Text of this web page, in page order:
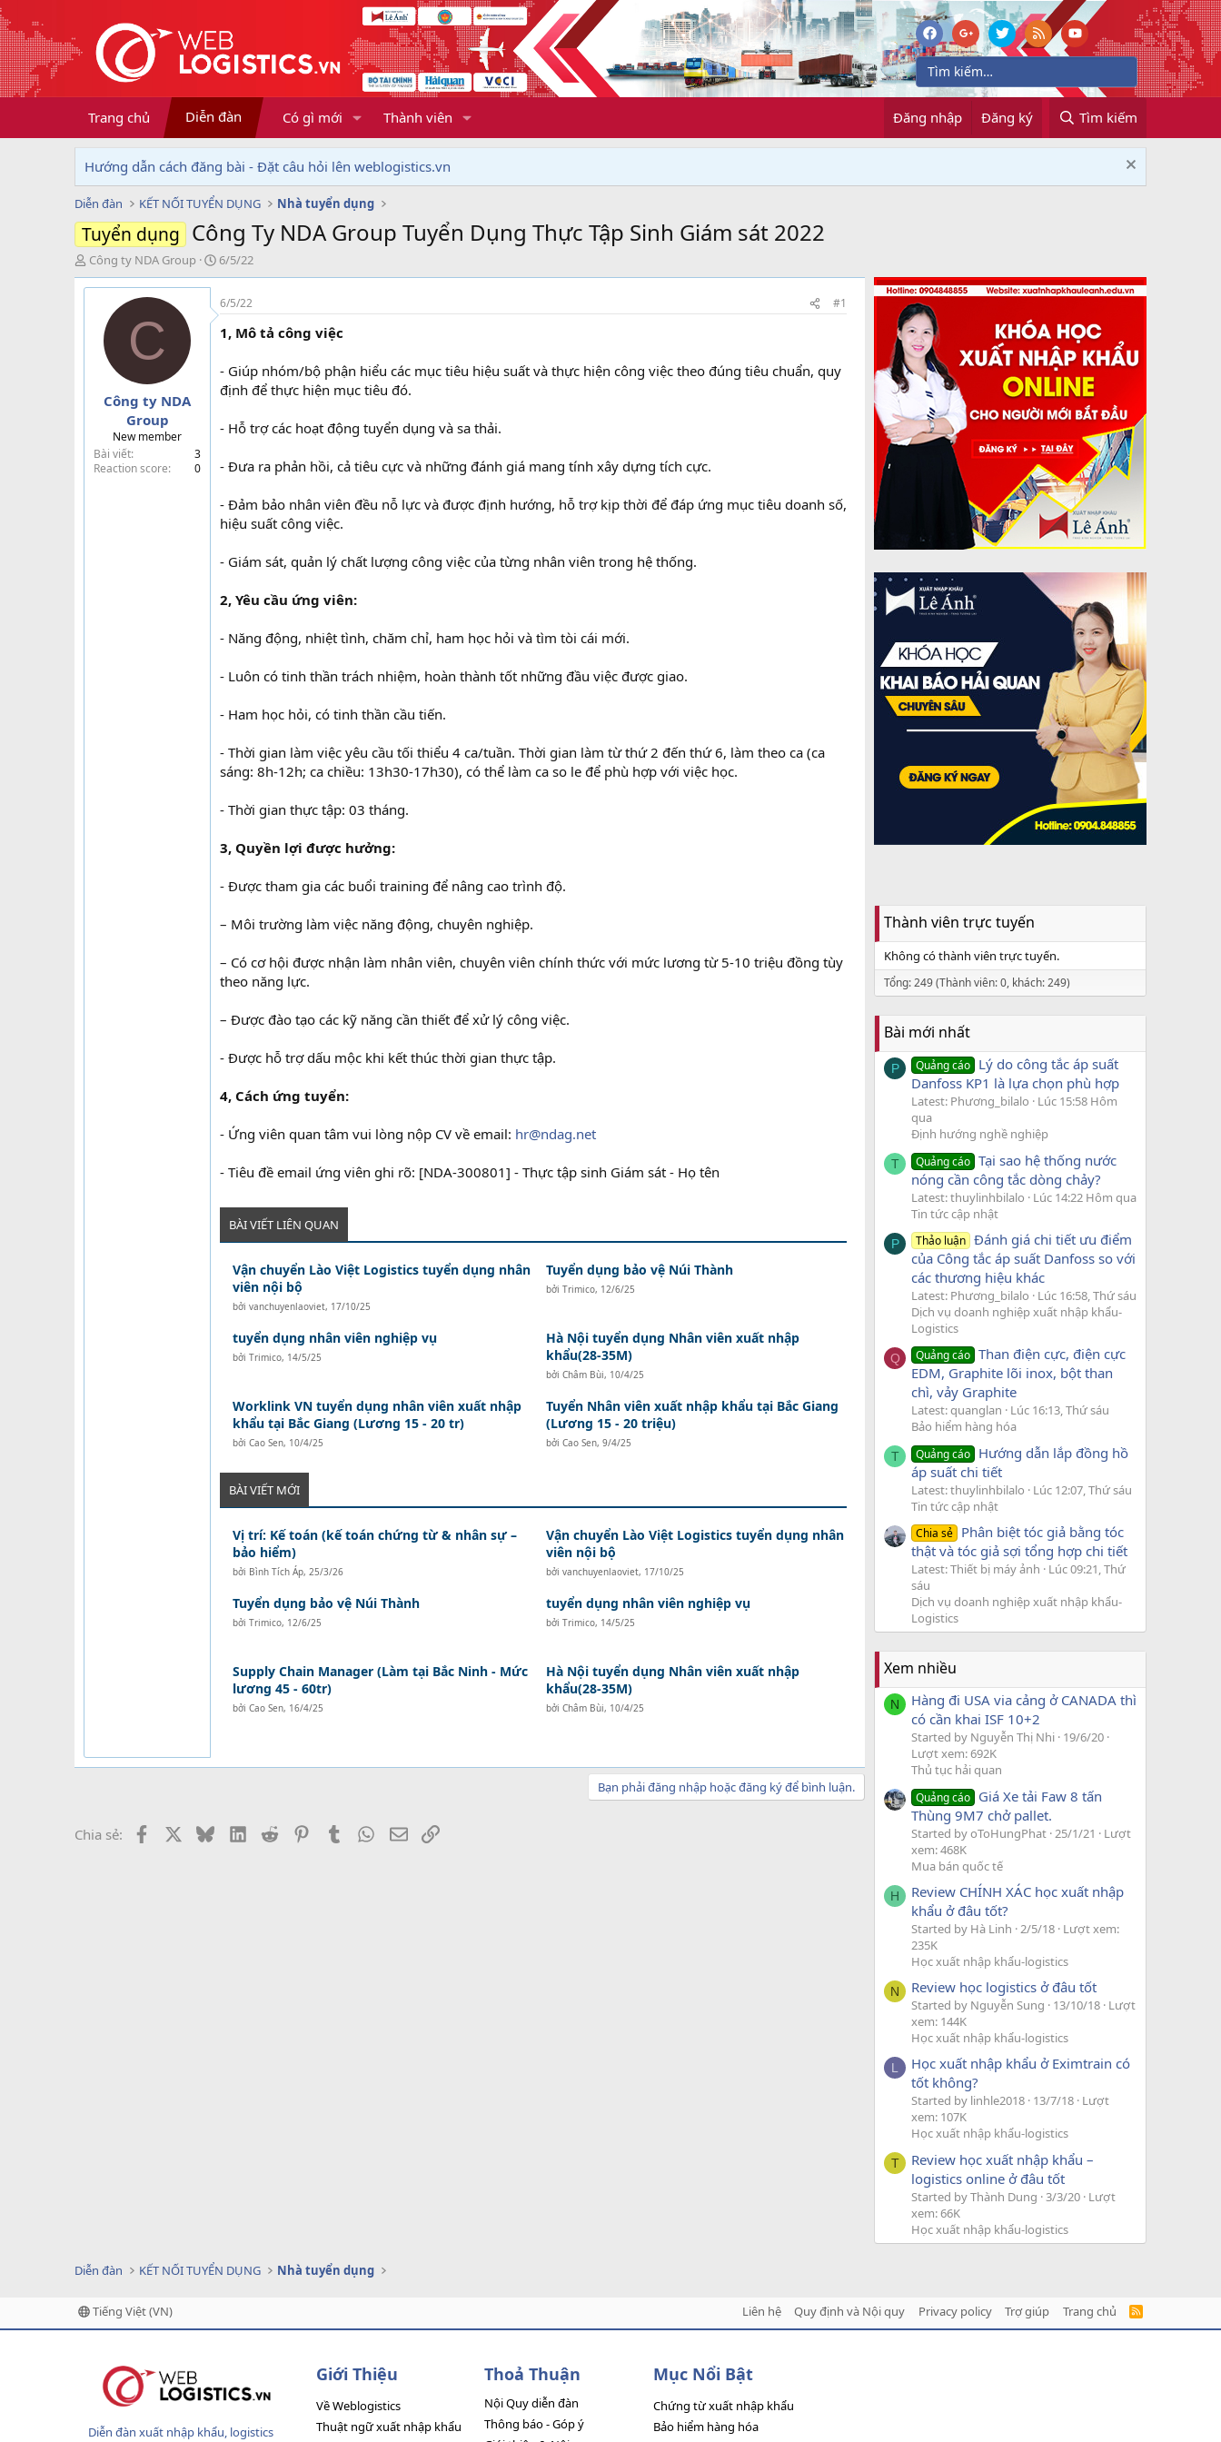
Trang chủ Diễn đàn Có gì mới Thành viên Đăng nhập Đăng ký Tìm kiếm
Hướng dẫn cách đăng bài - Đặt câu hỏi lên weblogistics.vn
Diễn đàn KẾT NỐI TUYỂN DỤNG Nhà tuyển dụng
Tuyển dụng Công Ty NDA Group Tuyển Dụng Thực Tập Sinh Giám sát 2022
T
h
r
Công ty NDA Group
N
g
y
ử
6/5/22
C
Công ty NDA
Group
New member
Bài viết
3
Reaction score
0
6/5/22 #1
1, Mô tả công việc
- Giúp nhóm/bộ phận hiểu các mục tiêu hiệu suất và thực hiện công việc theo đúng tiêu chuẩn, quy
định để thực hiện mục tiêu đó.
- Hỗ trợ các hoạt động tuyển dụng và sa thải.
- Đưa ra phản hồi, cả tiêu cực và những đánh giá mang tính xây dựng tích cực.
- Đảm bảo nhân viên đều nỗ lực và được định hướng, hỗ trợ kịp thời để đáp ứng mục tiêu doanh số,
hiệu suất công việc.
- Giám sát, quản lý chất lượng công việc của từng nhân viên trong hệ thống.
2, Yêu cầu ứng viên:
- Năng động, nhiệt tình, chăm chỉ, ham học hỏi và tìm tòi cái mới.
- Luôn có tinh thần trách nhiệm, hoàn thành tốt những đầu việc được giao.
- Ham học hỏi, có tinh thần cầu tiến.
- Thời gian làm việc yêu cầu tối thiểu 4 ca/tuần. Thời gian làm từ thứ 2 đến thứ 6, làm theo ca (ca
sáng: 8h-12h; ca chiều: 13h30-17h30), có thể làm ca so le để phù hợp với việc học.
- Thời gian thực tập: 03 tháng.
3, Quyền lợi được hưởng:
- Được tham gia các buổi training để nâng cao trình độ.
– Môi trường làm việc năng động, chuyên nghiệp.
– Có cơ hội được nhận làm nhân viên, chuyên viên chính thức với mức lương từ 5-10 triệu đồng tùy
theo năng lực.
– Được đào tạo các kỹ năng cần thiết để xử lý công việc.
- Được hỗ trợ dấu mộc khi kết thúc thời gian thực tập.
4, Cách ứng tuyển:
- Ứng viên quan tâm vui lòng nộp CV về email: hr@ndag.net
- Tiêu đề email ứng viên ghi rõ: [NDA-300801] - Thực tập sinh Giám sát - Họ tên
BÀI VIẾT LIÊN QUAN
Vận chuyển Lào Việt Logistics tuyển dụng nhân
viên nội bộ
bởi vanchuyenlaoviet, 17/10/25
Tuyển dụng bảo vệ Núi Thành
bởi Trimico, 12/6/25
tuyển dụng nhân viên nghiệp vụ
bởi Trimico, 14/5/25
Hà Nội tuyển dụng Nhân viên xuất nhập
khẩu(28-35M)
bởi Châm Bùi, 10/4/25
Worklink VN tuyển dụng nhân viên xuất nhập
khẩu tại Bắc Giang (Lương 15 - 20 tr)
bởi Cao Sen, 10/4/25
Tuyển Nhân viên xuất nhập khẩu tại Bắc Giang
(Lương 15 - 20 triệu)
bởi Cao Sen, 9/4/25
BÀI VIẾT MỚI
Vị trí: Kế toán (kế toán chứng từ & nhân sự –
bảo hiểm)
bởi Bình Tích Áp, 25/3/26
Vận chuyển Lào Việt Logistics tuyển dụng nhân
viên nội bộ
bởi vanchuyenlaoviet, 17/10/25
Tuyển dụng bảo vệ Núi Thành
bởi Trimico, 12/6/25
tuyển dụng nhân viên nghiệp vụ
bởi Trimico, 14/5/25
Supply Chain Manager (Làm tại Bắc Ninh - Mức
lương 45 - 60tr)
bởi Cao Sen, 16/4/25
Hà Nội tuyển dụng Nhân viên xuất nhập
khẩu(28-35M)
bởi Châm Bùi, 10/4/25
Bạn phải đăng nhập hoặc đăng ký để bình luận.
Chia sẻ: Facebook BlueskyLinkedIn
Reddit PinterestTumblr WhatsApp
EmailLink
Thành viên trực tuyến
Không có thành viên trực tuyến.
Tổng: 249 (Thành viên: 0, khách: 249)
Bài mới nhất
P Quảng cáo Lý do công tắc áp suất
Danfoss KP1 là lựa chọn phù hợp
Latest: Phương_bilalo
Lúc 15:58 Hôm
qua
Định hướng nghề nghiệp
T Quảng cáo Tại sao hệ thống nước
nóng cần công tắc dòng chảy?
Latest: thuylinhbilalo
Lúc 14:22 Hôm qua
Tin tức cập nhật
P Thảo luận Đánh giá chi tiết ưu điểm
của Công tắc áp suất Danfoss so với
các thương hiệu khác
Latest: Phương_bilalo
Lúc 16:58, Thứ sáu
Dịch vụ doanh nghiệp xuất nhập khẩu-
Logistics
Q Quảng cáo Than điện cực, điện cực
EDM, Graphite lõi inox, bột than
chì, vảy Graphite
Latest: quanglan
Lúc 16:13, Thứ sáu
Bảo hiểm hàng hóa
T Quảng cáo Hướng dẫn lắp đồng hồ
áp suất chi tiết
Latest: thuylinhbilalo
Lúc 12:07, Thứ sáu
Tin tức cập nhật
Chia sẻ Phân biệt tóc giả bằng tóc
thật và tóc giả sợi tổng hợp chi tiết
Latest: Thiết bị máy ảnh
Lúc 09:21, Thứ
sáu
Dịch vụ doanh nghiệp xuất nhập khẩu-
Logistics
Xem nhiều
N
Hàng đi USA via cảng ở CANADA thì
có cần khai ISF 10+2
Started by Nguyễn Thị Nhi 19/6/20
Lượt xem: 692K
Thủ tục hải quan
Quảng cáo Giá Xe tải Faw 8 tấn
Thùng 9M7 chở pallet.
Started by oToHungPhat 25/1/21
Lượt
xem: 468K
Mua bán quốc tế
H
Review CHÍNH XÁC học xuất nhập
khẩu ở đâu tốt?
Started by Hà Linh 2/5/18 Lượt xem:
235K
Học xuất nhập khẩu-logistics
N Review học logistics ở đâu tốt
Started by Nguyễn Sung 13/10/18 Lượt
xem: 144K
Học xuất nhập khẩu-logistics
L
Học xuất nhập khẩu ở Eximtrain có
tốt không?
Started by linhle2018 13/7/18 Lượt
xem: 107K
Học xuất nhập khẩu-logistics
T
Review học xuất nhập khẩu –
logistics online ở đâu tốt
Started by Thành Dung 3/3/20 Lượt
xem: 66K
Học xuất nhập khẩu-logistics
Diễn đàn KẾT NỐI TUYỂN DỤNG Nhà tuyển dụng
Tiếng Việt (VN) Liên hệ Quy định và Nội quy Privacy policy Trợ giúp Trang chủ
R
Diễn đàn xuất nhập khẩu, logistics
Giới Thiệu
Về Weblogistics
Thuật ngữ xuất nhập khẩu
Thoả Thuận
Nội Quy diễn đàn
Thông báo - Góp ý
Mục Nổi Bật
Chứng từ xuất nhập khẩu
Bảo hiểm hàng hóa